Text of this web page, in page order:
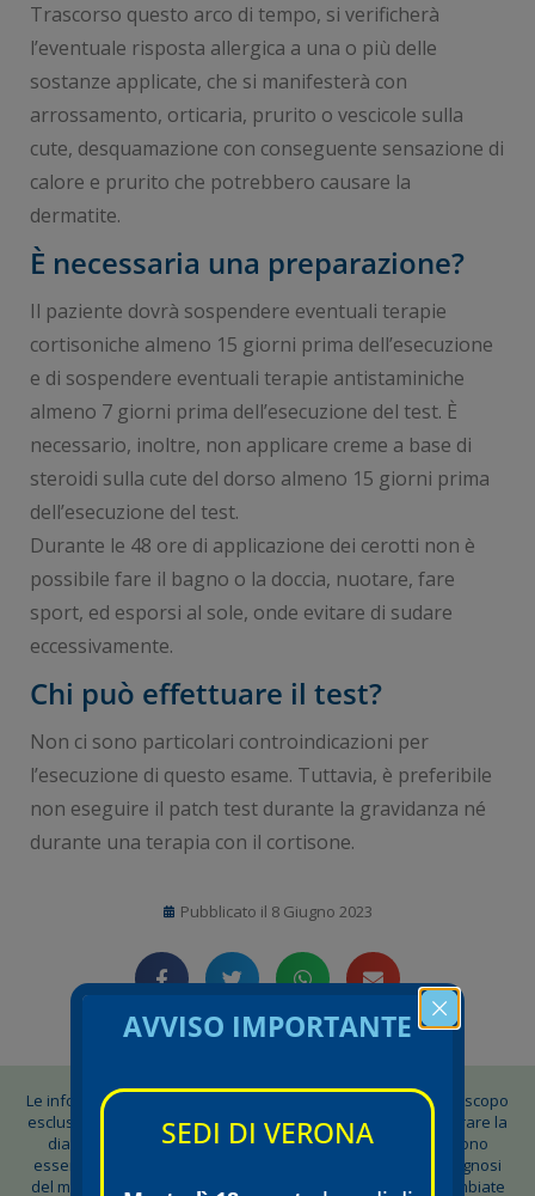
Trascorso questo arco di tempo, si verificherà
l’eventuale risposta allergica a una o più delle
sostanze applicate, che si manifesterà con
arrossamento, orticaria, prurito o vescicole sulla
cute, desquamazione con conseguente sensazione di
calore e prurito che potrebbero causare la
dermatite.
È necessaria una preparazione?
Il paziente dovrà sospendere eventuali terapie
cortisoniche almeno 15 giorni prima dell’esecuzione
e di sospendere eventuali terapie antistaminiche
almeno 7 giorni prima dell’esecuzione del test. È
necessario, inoltre, non applicare creme a base di
steroidi sulla cute del dorso almeno 15 giorni prima
dell’esecuzione del test.
Durante le 48 ore di applicazione dei cerotti non è
possibile fare il bagno o la doccia, nuotare, fare
sport, ed esporsi al sole, onde evitare di sudare
eccessivamente.
Chi può effettuare il test?
Non ci sono particolari controindicazioni per
l’esecuzione di questo esame. Tuttavia, è preferibile
non eseguire il patch test durante la gravidanza né
durante una terapia con il cortisone.
Pubblicato il 8 Giugno 2023
Le informazioni contenute su questo blog sono pubblicate a scopo
esclusivamente informativo: non possono sostituirsi o integrare la
diagnosi svolta dal medico. Tutte le informazioni non devono
essere in alcun modo considerate come alternative alla diagnosi
del medico curante, né tantomeno essere confuse e/o scambiate
AVVISO IMPORTANTE
SEDI DI VERONA